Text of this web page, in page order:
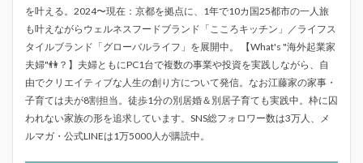
を叶える。2024〜現在：京都を拠点に、1年で10カ国25都市の一人旅
も叶えながらウェルネスフードブランド「こころキッチン」／ライフス
タイルブランド「グローバルライフ」を展開中。 【What's "海外起業家
夫婦"👫？】夫婦ともにPC1台で複数の事業や投資を実践しながら、自
由でクリエイティブな人生の創り方について発信。なお江藤家の家事・
子育ては夫が8割担当。徒歩1分の別居婚＆別居子育ても実践中。枠に囚
われない家族の形を追求しています。SNS総フォロワー数は3万人、メ
ルマガ・公式LINEは1万5000人が購読中。